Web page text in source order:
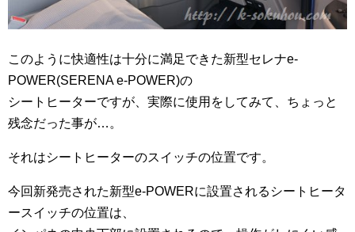
このように快適性は十分に満足できた新型セレナe-
POWER(SERENA e-POWER)の
シートヒーターですが、実際に使用をしてみて、ちょっと
残念だった事が…。
それはシートヒーターのスイッチの位置です。
今回新発売された新型e-POWERに設置されるシートヒータ
ースイッチの位置は、